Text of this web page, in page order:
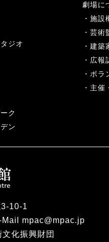
ジオ
ク
ン
劇場に
施設
芸術
建築
広報
ボラ
主催
10-1
mpac@mpac.jp
化振興財団